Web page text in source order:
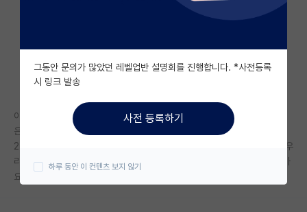
자유 게시판(아무개랩)
미국 유학 게시판
미국 대학원 합격 후기 게시판
대학원생 모집 게시판
연구실(PI) 홍보 게시판
이번에 투고한 논문에서 리뷰어 4명에게 답변이 왔는데, 2명은 리젝, 한명
은 메이져 리비젼, 한명은 마이너 리비젼을 줬습니다.
2명이 리젝을 줬는데 메이져 리비젼이 온것이 신기해서 그런데, 에디터가 우
리 논문을 굉장히 좋게 평가하고 있다는 거겠죠? 어셉확률이 어느정도 일까
요, 리비젼 잘 대응했다고 하면.
그동안 문의가 많았던 레벨업반 설명회를 진행합니다. *사전등록
시 링크 발송
사전 등록하기
하루 동안 이 컨텐츠 보지 않기